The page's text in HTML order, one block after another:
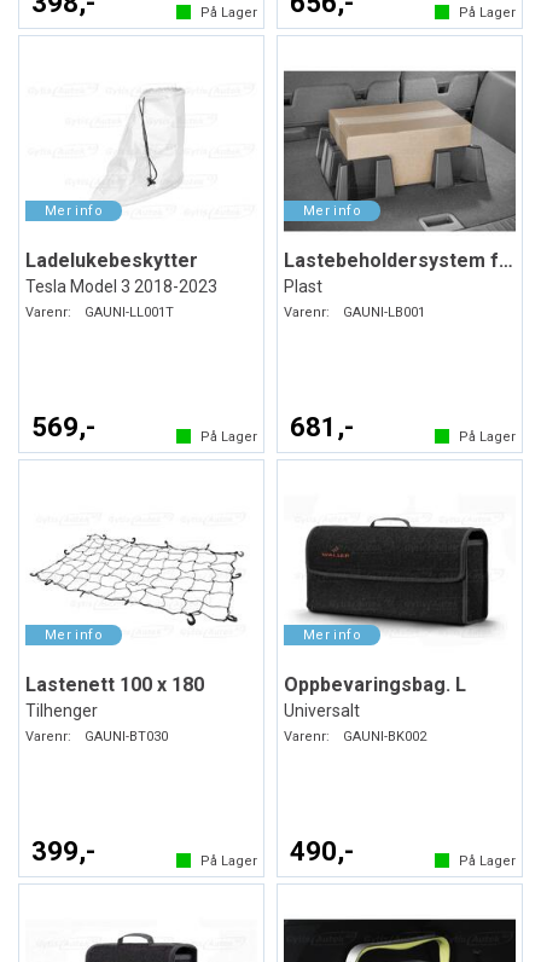
På Lager På Lager
Ladelukebeskytter
Tesla Model 3 2018-2023
Varenr: GAUNI-LL001T
569,- På Lager
Lastebeholdersystem for bagasjerommet
Plast
Varenr: GAUNI-LB001
681,- På Lager
Lastenett 100 x 180
Tilhenger
Varenr: GAUNI-BT030
399,- På Lager
Oppbevaringsbag. L
Universalt
Varenr: GAUNI-BK002
490,- På Lager